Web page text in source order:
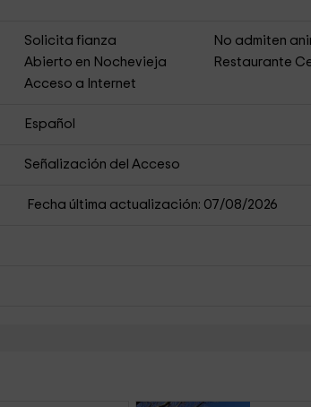
Solicita fianza
No admiten
Abierto en Nochevieja
Restaurante
Acceso a Internet
Español
Señalización del Acceso
Fecha última actualización: 07/08/2026